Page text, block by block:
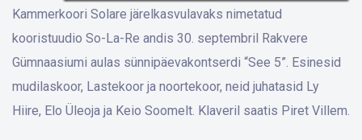
Kammerkoori Solare järelkasvulavaks nimetatud
kooristuudio So-La-Re andis 30. septembril Rakvere
Gümnaasiumi aulas sünnipäevakontserdi “See 5”. Esinesid
mudilaskoor, Lastekoor ja noortekoor, neid juhatasid Ly
Hiire, Elo Üleoja ja Keio Soomelt. Klaveril saatis Piret Villem.